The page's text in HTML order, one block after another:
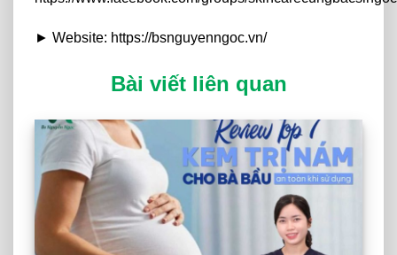
► Website: https://bsnguyenngoc.vn/
Bài viết liên quan